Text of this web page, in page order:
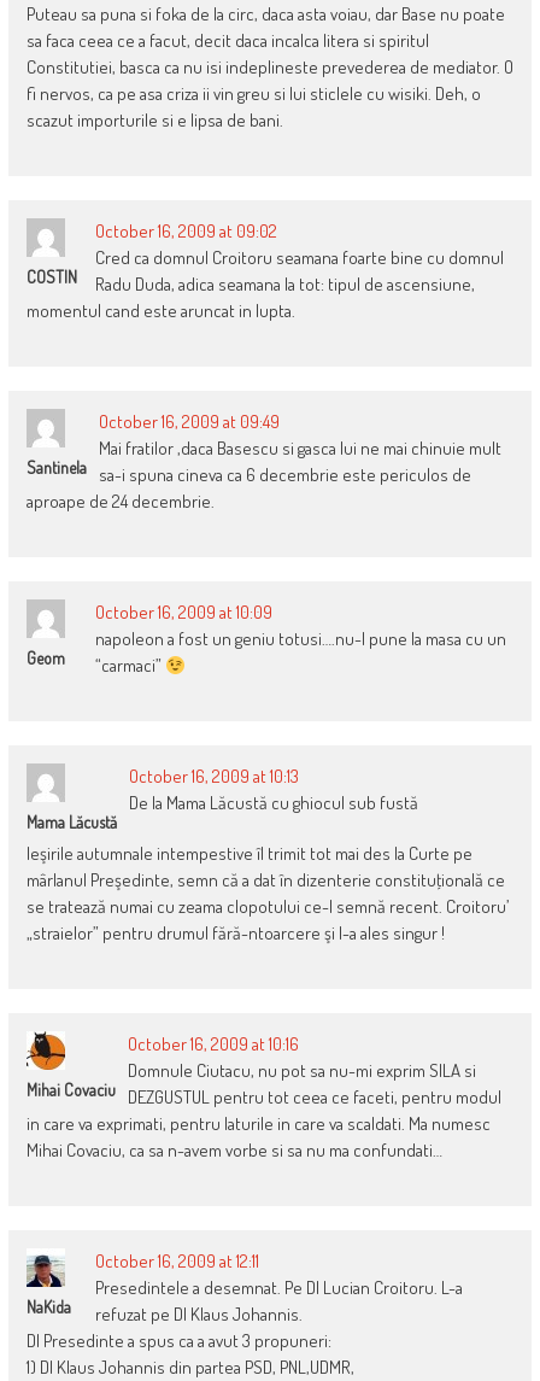
Puteau sa puna si foka de la circ, daca asta voiau, dar Base nu poate
sa faca ceea ce a facut, decit daca incalca litera si spiritul
Constitutiei, basca ca nu isi indeplineste prevederea de mediator. O
fi nervos, ca pe asa criza ii vin greu si lui sticlele cu wisiki. Deh, o
scazut importurile si e lipsa de bani.
COSTIN
October 16, 2009 at 09:02
Cred ca domnul Croitoru seamana foarte bine cu domnul
Radu Duda, adica seamana la tot: tipul de ascensiune,
momentul cand este aruncat in lupta.
Santinela
October 16, 2009 at 09:49
Mai fratilor ,daca Basescu si gasca lui ne mai chinuie mult
sa-i spuna cineva ca 6 decembrie este periculos de
aproape de 24 decembrie.
Geom
October 16, 2009 at 10:09
napoleon a fost un geniu totusi….nu-l pune la masa cu un
“carmaci”
Mama Lăcustă
October 16, 2009 at 10:13
De la Mama Lăcustă cu ghiocul sub fustă
Ieşirile autumnale intempestive îl trimit tot mai des la Curte pe
mârlanul Preşedinte, semn că a dat în dizenterie constituţională ce
se tratează numai cu zeama clopotului ce-l semnă recent. Croitoru’
„straielor” pentru drumul fără-ntoarcere şi l-a ales singur !
Mihai Covaciu
October 16, 2009 at 10:16
Domnule Ciutacu, nu pot sa nu-mi exprim SILA si
DEZGUSTUL pentru tot ceea ce faceti, pentru modul
in care va exprimati, pentru laturile in care va scaldati. Ma numesc
Mihai Covaciu, ca sa n-avem vorbe si sa nu ma confundati…
NaKida
October 16, 2009 at 12:11
Presedintele a desemnat. Pe Dl Lucian Croitoru. L-a
refuzat pe Dl Klaus Johannis.
Dl Presedinte a spus ca a avut 3 propuneri:
1) Dl Klaus Johannis din partea PSD, PNL,UDMR,